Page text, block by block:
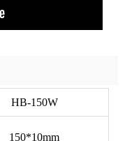
HB-150W
150*10mm